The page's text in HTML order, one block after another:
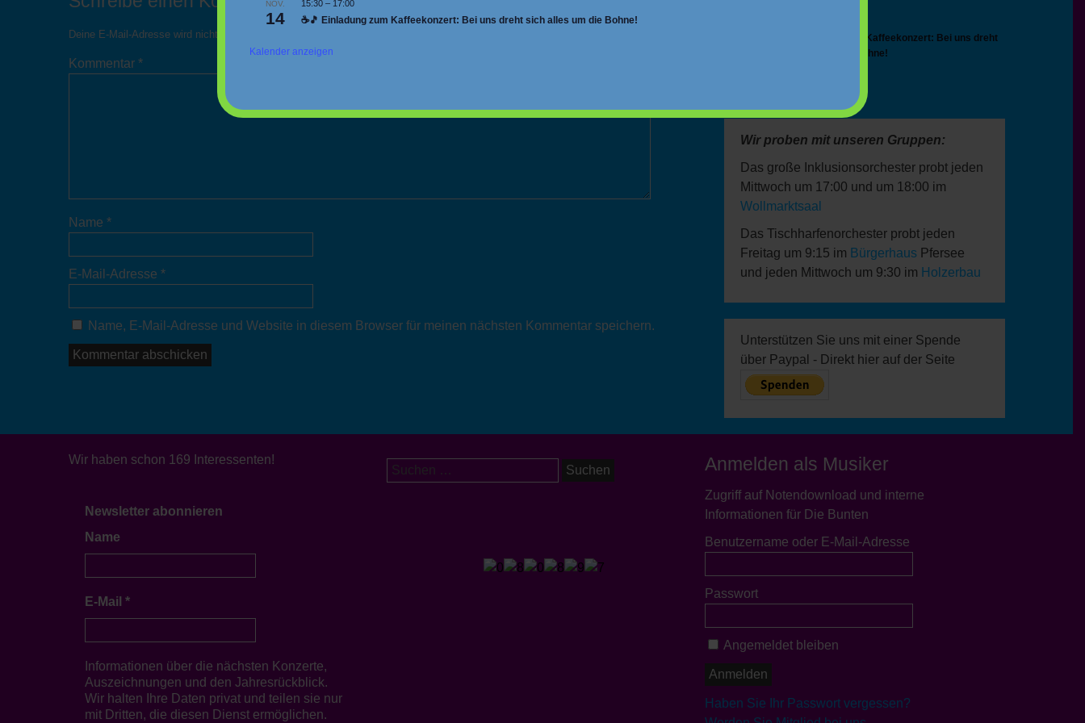
Deine E-Mail-Adresse wird nicht veröffentlicht.
Kommentar *
Name *
E-Mail-Adresse *
Name, E-Mail-Adresse und Website in diesem Browser für meinen nächsten Kommentar speichern.
☕🎵 Einladung zum Kaffeekonzert: Bei uns dreht
sich alles um die Bohne!
Wir proben mit unseren Gruppen:
Das große Inklusionsorchester probt jeden
Mittwoch um 17:00 und um 18:00 im
Wollmarktsaal
Das Tischharfenorchester probt jeden
Freitag um 9:15 im Bürgerhaus Pfersee
und jeden Mittwoch um 9:30 im Holzerbau
Unterstützen Sie uns mit einer Spende
über Paypal - Direkt hier auf der Seite
Wir haben schon 169 Interessenten!
Newsletter abonnieren
Name
E-Mail *
Informationen über die nächsten Konzerte,
Auszeichnungen und den Jahresrückblick.
Wir halten Ihre Daten privat und teilen sie nur
mit Dritten, die diesen Dienst ermöglichen.
Suchen
nach:
Anmelden als Musiker
Zugriff auf Notendownload und interne
Informationen für Die Bunten
Benutzername oder E-Mail-Adresse
Passwort
Angemeldet bleiben
Haben Sie Ihr Passwort vergessen?
NOV.
14
15:30– 17:00
☕🎵 Einladung zum Kaffeekonzert: Bei uns dreht sich alles um die Bohne!
Kalender anzeigen